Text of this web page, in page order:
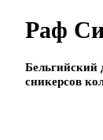
Раф
Бельгийский
сникерсов